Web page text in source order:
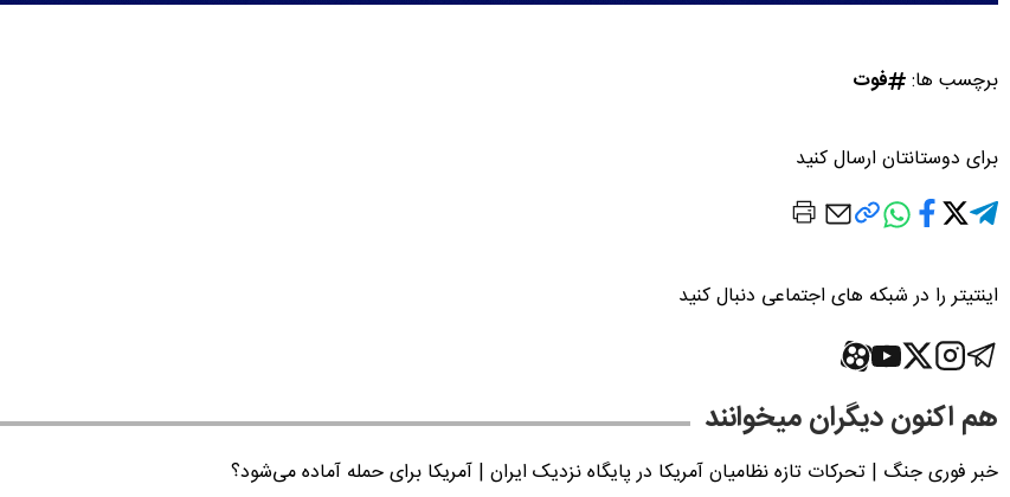
برچسب ها: فوت
برای دوستانتان ارسال کنید
اینتیتر را در شبکه های اجتماعی دنبال کنید
هم اکنون دیگران میخوانند
خبر فوری جنگ | تحرکات تازه نظامیان آمریکا در پایگاه نزدیک ایران | آمریکا برای حمله آماده می‌شود؟